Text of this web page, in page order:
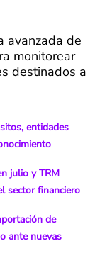
avanzada de
monitorear
destinados a
entidades
julio y TRM
sector financiero
de
ante nuevas